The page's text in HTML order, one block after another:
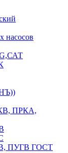
насосов
ПРКА,
ПУГВ ГОСТ